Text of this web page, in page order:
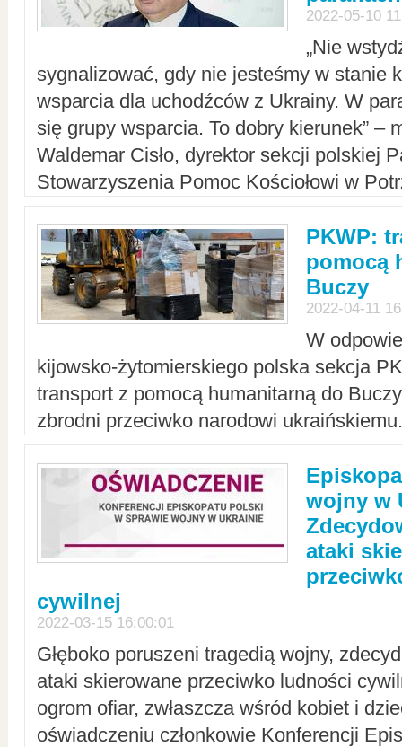
2022-05-10
„Nie
sygnalizować, gdy nie jesteśmy w stanie
wsparcia dla uchodźców z Ukrainy. W
się grupy wsparcia. To dobry kierunek” –
Waldemar Cisło, dyrektor sekcji polskiej
Stowarzyszenia Pomoc Kościołowi w
PKWP:
pomocą
Buczy
2022-04-11
W
kijowsko-żytomierskiego polska sekcja
transport z pomocą humanitarną do
zbrodni przeciwko narodowi
wojny w
ataki
cywilnej
2022-03-15 16:00:01
Głęboko poruszeni tragedią wojny,
ataki skierowane przeciwko ludności
ogrom ofiar, zwłaszcza wśród kobiet i
oświadczeniu członkowie Konferencji